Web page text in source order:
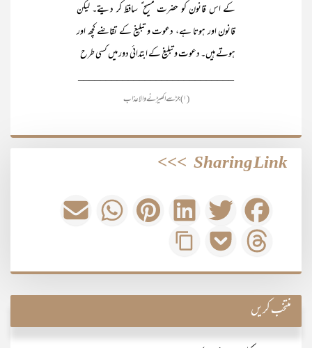
کے اس قانون کو حضرت مسیح ؑ ساقط کر دیتے۔ لیکن
قانون اور ہوتا ہے، دعوت و تبلیغ کے تقاضے کچھ اور
ہوتے ہیں۔ دعوت و تبلیغ کے ابتدائی دور میں کسی طرح
____________________________
(۱) جڑ سے اکھیڑنے والا عذاب
Sharing Link
>>>
منتخب کریں